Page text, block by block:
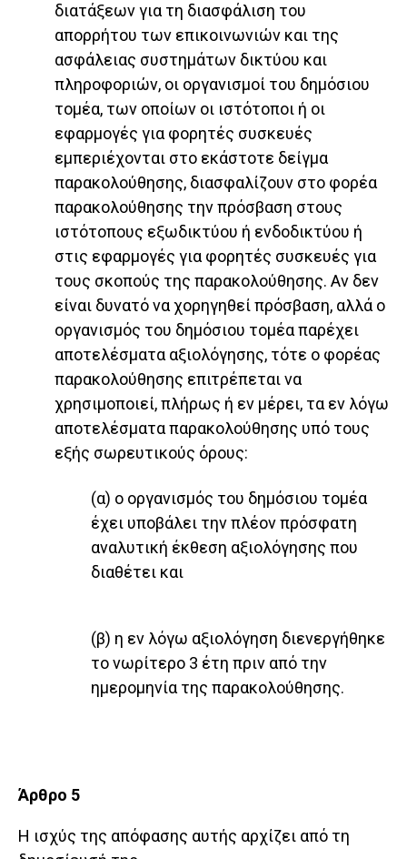
διατάξεων για τη διασφάλιση του
απορρήτου των επικοινωνιών και της
ασφάλειας συστημάτων δικτύου και
πληροφοριών, οι οργανισμοί του δημόσιου
τομέα, των οποίων οι ιστότοποι ή οι
εφαρμογές για φορητές συσκευές
εμπεριέχονται στο εκάστοτε δείγμα
παρακολούθησης, διασφαλίζουν στο φορέα
παρακολούθησης την πρόσβαση στους
ιστότοπους εξωδικτύου ή ενδοδικτύου ή
στις εφαρμογές για φορητές συσκευές για
τους σκοπούς της παρακολούθησης. Αν δεν
είναι δυνατό να χορηγηθεί πρόσβαση, αλλά ο
οργανισμός του δημόσιου τομέα παρέχει
αποτελέσματα αξιολόγησης, τότε ο φορέας
παρακολούθησης επιτρέπεται να
χρησιμοποιεί, πλήρως ή εν μέρει, τα εν λόγω
αποτελέσματα παρακολούθησης υπό τους
εξής σωρευτικούς όρους:
(α) ο οργανισμός του δημόσιου τομέα
έχει υποβάλει την πλέον πρόσφατη
αναλυτική έκθεση αξιολόγησης που
διαθέτει και
(β) η εν λόγω αξιολόγηση διενεργήθηκε
το νωρίτερο 3 έτη πριν από την
ημερομηνία της παρακολούθησης.
Άρθρο 5
Η ισχύς της απόφασης αυτής αρχίζει από τη